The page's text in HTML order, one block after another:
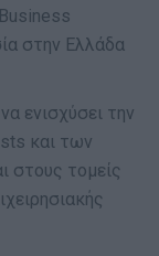
στην Ελλάδα
ενισχύσει την
και των
στους τομείς